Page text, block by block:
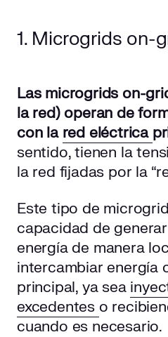
1. Microgrids on-
Las microgrids on-
la red) operan de
con la red eléctrica
sentido, tienen la
la red fijadas por la
Este tipo de
capacidad de
energía de manera
intercambiar energía
principal, ya sea
excedentes o
cuando es necesario.